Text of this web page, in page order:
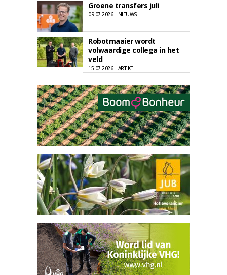
Groene transfers juli
09-07-2026 | NIEUWS
Robotmaaier wordt
volwaardige collega in het
veld
15-07-2026 | ARTIKEL